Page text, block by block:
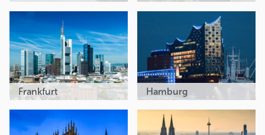
Frankfurt Hamburg